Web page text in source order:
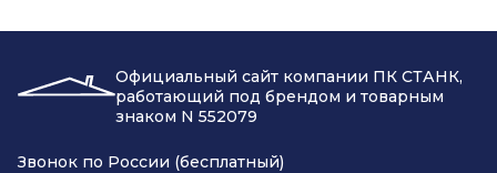
Официальный сайт компании ПК СТАНК,
работающий под брендом и товарным
знаком N 552079
Звонок по России (бесплатный)